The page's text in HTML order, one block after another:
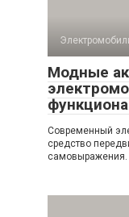
Модные
Современный
средство
самовыражения.